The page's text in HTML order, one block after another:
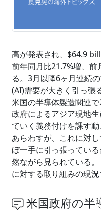
高が発表され、$64.9
前年同月比21.7%増、前
る。3月以降6ヶ月連続
(AI)需要が大きく引っ張
米国の半導体製造関連
政府によるアジア現地
ていく義務付けを課す
あらわすが、これに対
ぼ一手に引っ張ってい
然ながら見られている
に対する取り組みの現
米国政府の半